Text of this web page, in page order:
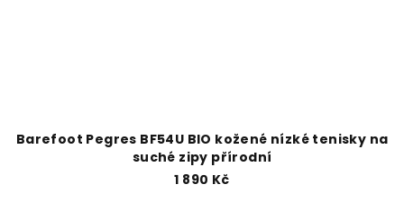
Barefoot Pegres BF54U BIO kožené nízké tenisky na
suché zipy přírodní
1 890 Kč